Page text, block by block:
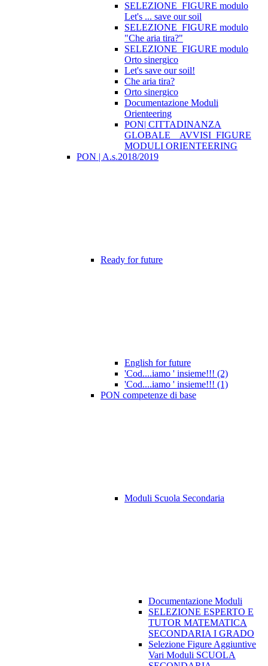
SELEZIONE_FIGURE modulo
Let's ... save our soil
SELEZIONE_FIGURE modulo
"Che aria tira?"
SELEZIONE_FIGURE modulo
Orto sinergico
Let's save our soil!
Che aria tira?
Orto sinergico
Documentazione Moduli
Orienteering
PON| CITTADINANZA
GLOBALE _ AVVISI_FIGURE
MODULI ORIENTEERING
PON | A.s.2018/2019
Ready for future
English for future
'Cod....iamo ' insieme!!! (2)
'Cod....iamo ' insieme!!! (1)
PON competenze di base
Moduli Scuola Secondaria
Documentazione Moduli
SELEZIONE ESPERTO E
TUTOR MATEMATICA
SECONDARIA I GRADO
Selezione Figure Aggiuntive
Vari Moduli SCUOLA